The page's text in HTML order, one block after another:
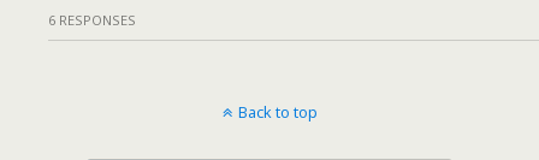
6 RESPONSES
Back to top